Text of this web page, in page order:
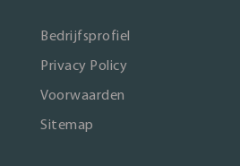
Bedrijfsprofiel
Privacy Policy
Voorwaarden
Sitemap